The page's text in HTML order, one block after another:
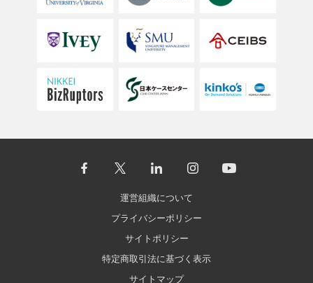
運営組織について
プライバシーポリシー
サイトポリシー
特定商取引法に基づく表示
サイトマップ